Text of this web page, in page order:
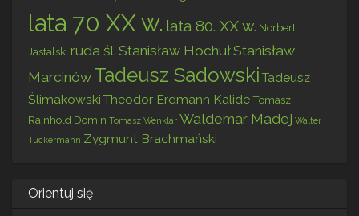
lata 70 XX w. lata 80. XX w. Norbert
Jastalski ruda śl. Stanisław HochułStanisław
Marcinów Tadeusz Sadowski Tadeusz
Ślimakowski Theodor Erdmann KalideTomasz
Rainhold Domin Tomasz Wenklar Waldemar Madej Walter
Tuckermann Zygmunt Brachmański
Orientuj się